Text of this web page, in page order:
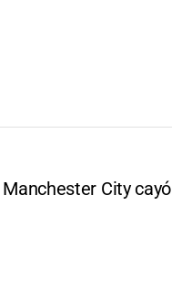
City cayó